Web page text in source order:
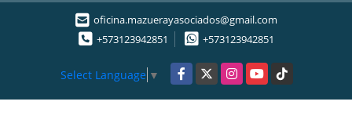
oficina.mazuerayasociados@gmail.com
+573123942851
+573123942851
Select Language ▼ Facebook
X InstagramYouTubeTikTok